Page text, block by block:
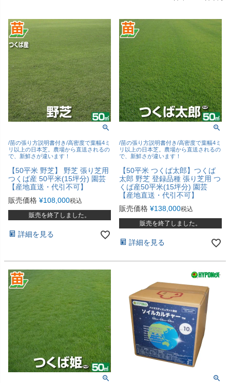
/苗の張り方説明書付き/高密度で葉幅4ミ
リ以上の日本芝。農場から直送されるの
で、新鮮さが違います！
【50平米 野芝】 野芝 張り芝用
つくば産 50平米(15坪分) 園芸
【産地直送・代引不可】
販売価格 ¥108,000税込
販売を終了しました。
詳細を見る
/苗の張り方説明書付き/高密度で葉幅4ミ
リ以上の日本芝。農場から直送されるの
で、新鮮さが違います！
【50平米 つくば太郎】つくば
太郎 野芝 登録品種 張り芝用 つ
くば産50平米(15坪分) 園芸
【産地直送・代引不可】
販売価格 ¥138,000税込
販売を終了しました。
詳細を見る